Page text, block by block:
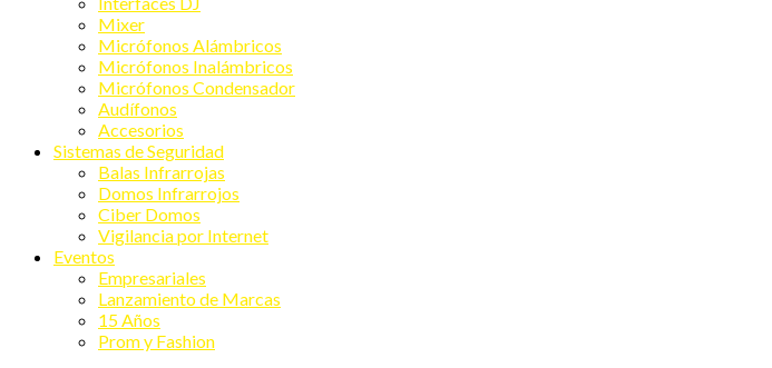
Mixer
Micrófonos Alámbricos
Micrófonos Inalámbricos
Micrófonos Condensador
Audífonos
Accesorios
Sistemas de Seguridad
Balas Infrarrojas
Domos Infrarrojos
Ciber Domos
Vigilancia por Internet
Eventos
Empresariales
Lanzamiento de Marcas
15 Años
Prom y Fashion